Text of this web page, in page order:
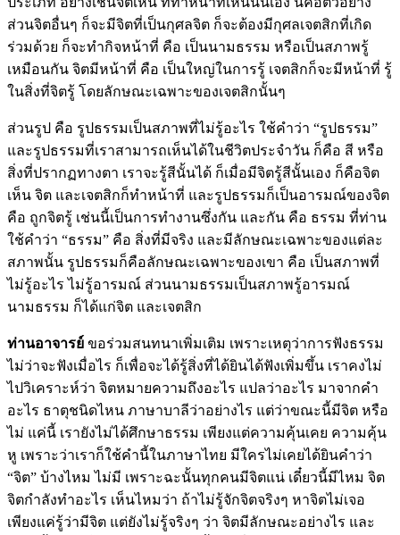
ส่วนจิตอื่นๆ ก็จะมีจิตที่เป็นกุศลจิต ก็จะต้องมีกุศลเจตสิกที่เกิด
ร่วมด้วย ก็จะทำกิจหน้าที่ คือ เป็นนามธรรม หรือเป็นสภาพรู้
เหมือนกัน จิตมีหน้าที่ คือ เป็นใหญ่ในการรู้ เจตสิกก็จะมีหน้าที่ รู้
ในสิ่งที่จิตรู้ โดยลักษณะเฉพาะของเจตสิกนั้นๆ
ส่วนรูป คือ รูปธรรมเป็นสภาพที่ไม่รู้อะไร ใช้คำว่า “รูปธรรม”
และรูปธรรมที่เราสามารถเห็นได้ในชีวิตประจำวัน ก็คือ สี หรือ
สิ่งที่ปรากฏทางตา เราจะรู้สีนั้นได้ ก็เมื่อมีจิตรู้สีนั้นเอง ก็คือจิต
เห็น จิต และเจตสิกก็ทำหน้าที่ และรูปธรรมก็เป็นอารมณ์ของจิต
คือ ถูกจิตรู้ เช่นนี้เป็นการทำงานซึ่งกัน และกัน คือ ธรรม ที่ท่าน
ใช้คำว่า “ธรรม” คือ สิ่งที่มีจริง และมีลักษณะเฉพาะของแต่ละ
สภาพนั้น รูปธรรมก็คือลักษณะเฉพาะของเขา คือ เป็นสภาพที่
ไม่รู้อะไร ไม่รู้อารมณ์ ส่วนนามธรรมเป็นสภาพรู้อารมณ์
นามธรรม ก็ได้แก่จิต และเจตสิก
ท่านอาจารย์ ขอร่วมสนทนาเพิ่มเติม เพราะเหตุว่าการฟังธรรม
ไม่ว่าจะฟังเมื่อไร ก็เพื่อจะได้รู้สิ่งที่ได้ยินได้ฟังเพิ่มขึ้น เราคงไม่
ไปวิเคราะห์ว่า จิตหมายความถึงอะไร แปลว่าอะไร มาจากคำ
อะไร ธาตุชนิดไหน ภาษาบาลีว่าอย่างไร แต่ว่าขณะนี้มีจิต หรือ
ไม่ แค่นี้ เรายังไม่ได้ศึกษาธรรม เพียงแต่ความคุ้นเคย ความคุ้น
หู เพราะว่าเราก็ใช้คำนี้ในภาษาไทย มีใครไม่เคยได้ยินคำว่า
“จิต” บ้างไหม ไม่มี เพราะฉะนั้นทุกคนมีจิตแน่ เดี๋ยวนี้มีไหม จิต
จิตกำลังทำอะไร เห็นไหมว่า ถ้าไม่รู้จักจิตจริงๆ หาจิตไม่เจอ
เพียงแค่รู้ว่ามีจิต แต่ยังไม่รู้จริงๆ ว่า จิตมีลักษณะอย่างไร และ